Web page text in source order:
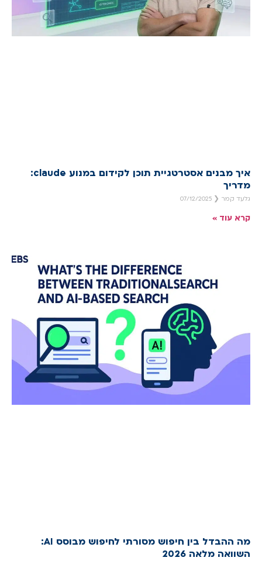
איך מבנים אסטרטגיית תוכן לקידום במנוע claude:
מדריך
גלעד קמר
קרא עוד »
מה ההבדל בין חיפוש מסורתי לחיפוש מבוסס AI:
השוואה מלאה 2026